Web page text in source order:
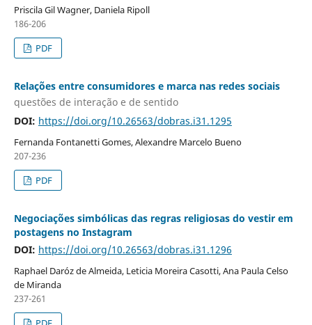
Priscila Gil Wagner, Daniela Ripoll
186-206
PDF
Relações entre consumidores e marca nas redes sociais
questões de interação e de sentido
DOI: https://doi.org/10.26563/dobras.i31.1295
Fernanda Fontanetti Gomes, Alexandre Marcelo Bueno
207-236
PDF
Negociações simbólicas das regras religiosas do vestir em
postagens no Instagram
DOI: https://doi.org/10.26563/dobras.i31.1296
Raphael Daróz de Almeida, Leticia Moreira Casotti, Ana Paula Celso
de Miranda
237-261